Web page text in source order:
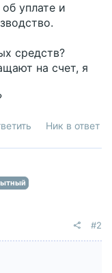
уплате и
средств?
на счет, я
Ник в ответ
#2